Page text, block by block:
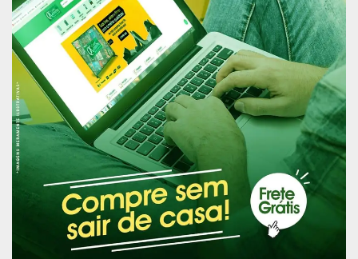
crianças que representam os municípios.
“Projetar o Estado para daqui a 22 anos é tudo o
que já estamos fazendo hoje quando discutimos
e avançamos em questões de desenvolvimento e
saneamento básico. Desejamos estar aqui para
abertura desta capsula e poder fazer uma análise
do que construímos”, disse o Prefeito de Macapá
Antônio Furlan (Cidadania).
Publicidade (x)